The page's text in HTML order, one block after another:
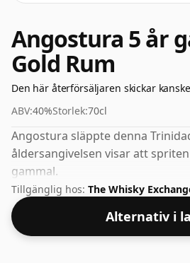
Angostura 5 år
Gold Rum
Den här återförsäljaren skickar
ABV:40%Storlek:70cl
Angostura släppte denna
åldersangivelsen visar att
gammal.
Tillgänglig hos: The Whisky
Alternativ i